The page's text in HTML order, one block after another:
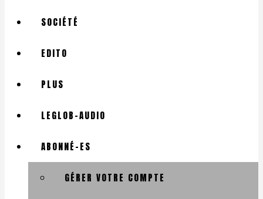
SOCIÉTÉ
EDITO
PLUS
LEGLOB-AUDIO
ABONNÉ-ES
GÉRER VOTRE COMPTE